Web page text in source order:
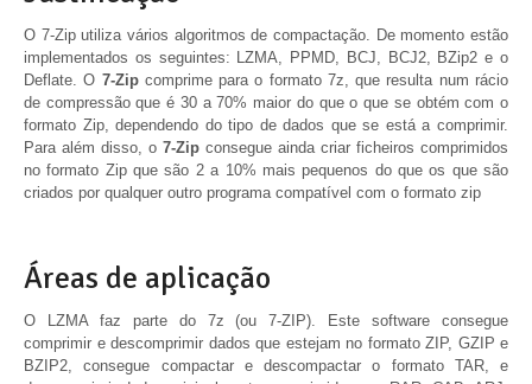
O 7-Zip utiliza vários algoritmos de compactação. De momento estão
implementados os seguintes: LZMA, PPMD, BCJ, BCJ2, BZip2 e o
Deflate. O 7-Zipcomprime para o formato 7z, que resulta num rácio
de compressão que é 30 a 70% maior do que o que se obtém com o
formato Zip, dependendo do tipo de dados que se está a comprimir.
Para além disso, o 7-Zip consegue ainda criar ficheiros comprimidos
no formato Zip que são 2 a 10% mais pequenos do que os que são
criados por qualquer outro programa compatível com o formato zip
Áreas de aplicação
O LZMA faz parte do 7z (ou 7-ZIP). Este software consegue
comprimir e descomprimir dados que estejam no formato ZIP, GZIP e
BZIP2, consegue compactar e descompactar o formato TAR, e